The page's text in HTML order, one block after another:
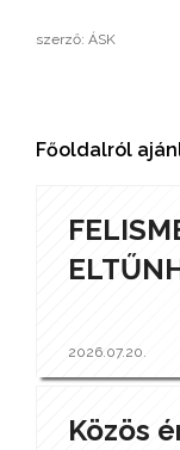
szerző: ÁSK
Főoldalról
2026.07.20.
Közös